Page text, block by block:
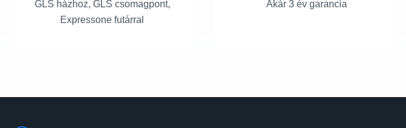
GLS házhoz, GLS csomagpont,
Expressone futárral
Akár 3 év garancia